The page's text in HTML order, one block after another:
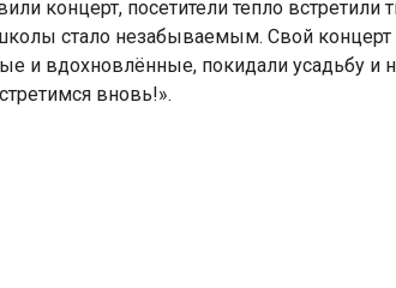
июня, Летняя
мастерская
концерт, посетители тепло
стало незабываемым. Свой
и вдохновлённые, покидали усадьбу и
вновь!».